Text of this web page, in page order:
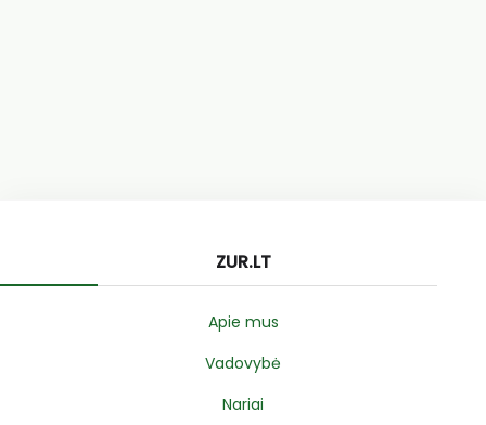
ZUR.LT
Apie mus
Vadovybė
Nariai